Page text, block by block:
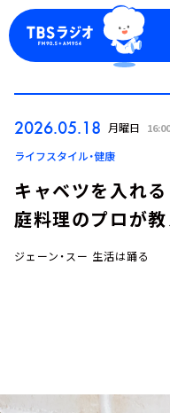
ログイン
2026.05.18 月曜日 16:00
ライフスタイル・健康
キャベツを入れ
庭料理のプロが教
ジェーン・スー 生活は踊る